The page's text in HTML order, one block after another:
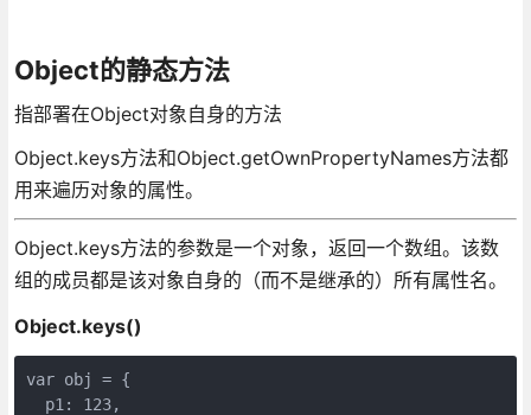
Object的静态方法
指部署在Object对象自身的方法
Object.keys方法和Object.getOwnPropertyNames方法都
用来遍历对象的属性。
Object.keys方法的参数是一个对象，返回一个数组。该数
组的成员都是该对象自身的（而不是继承的）所有属性名。
Object.keys()
var obj = {
  p1: 123,